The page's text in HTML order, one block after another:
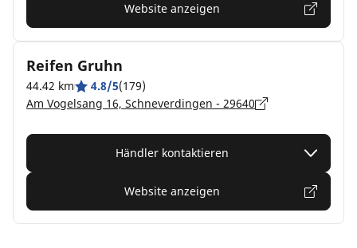
Website anzeigen
Reifen Gruhn
44.42 km 4.8/5(179)
Am Vogelsang 16, Schneverdingen - 29640
Händler kontaktieren
Website anzeigen